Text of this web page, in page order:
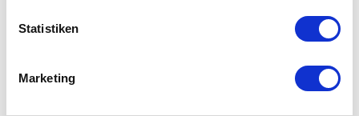
Statistiken
Marketing
Material Holzelemente: aus naturbelassenem Schweizer